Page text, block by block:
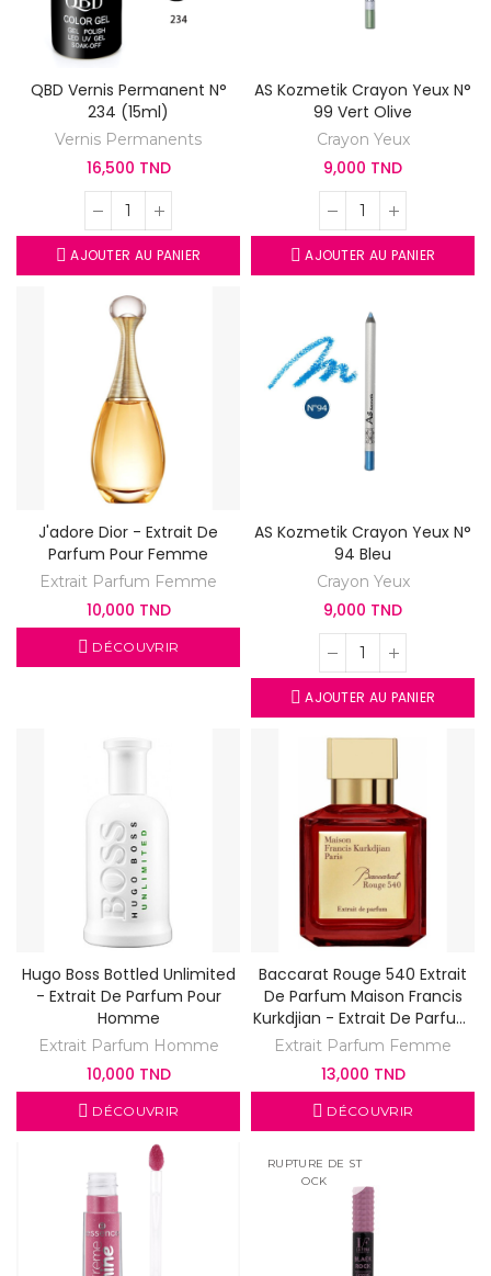
QBD Vernis Permanent N°
234 (15ml)
Vernis Permanents
16,500 TND
AJOUTER AU PANIER
AS Kozmetik Crayon Yeux N°
99 Vert Olive
Crayon Yeux
9,000 TND
AJOUTER AU PANIER
J'adore Dior - Extrait De
Parfum Pour Femme
Extrait Parfum Femme
10,000 TND
DÉCOUVRIR
AS Kozmetik Crayon Yeux N°
94 Bleu
Crayon Yeux
9,000 TND
AJOUTER AU PANIER
Hugo Boss Bottled Unlimited
- Extrait De Parfum Pour
Homme
Extrait Parfum Homme
10,000 TND
DÉCOUVRIR
Baccarat Rouge 540 Extrait
De Parfum Maison Francis
Kurkdjian - Extrait De Parfum
Pour Femme Et Homme
Extrait Parfum Femme
13,000 TND
DÉCOUVRIR
RUPTURE DE ST
OCK